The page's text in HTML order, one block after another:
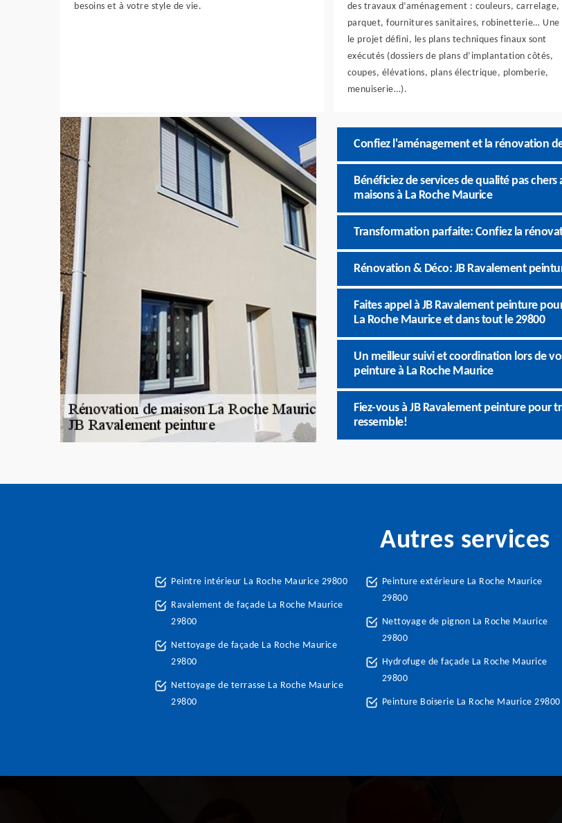
besoins et à votre style de vie.
des travaux d’aménagement : couleurs, carrelage,
parquet, fournitures sanitaires, robinetterie… Une
le projet défini, les plans techniques finaux sont
exécutés (dossiers de plans d’implantation côtés,
coupes, élévations, plans électrique, plomberie,
menuiserie…).
Confiez l'aménagement et la rénovation
Bénéficiez de services de qualité pas
maisons à La Roche Maurice
Transformation parfaite: Confiez la
Rénovation & Déco: JB Ravalement
Faites appel à JB Ravalement peinture
La Roche Maurice et dans tout le 29800
Un meilleur suivi et coordination lors de
peinture à La Roche Maurice
Fiez-vous à JB Ravalement peinture pour
ressemble!
Autres services
Peintre intérieur La Roche Maurice 29800
Ravalement de façade La Roche Maurice
29800
Nettoyage de façade La Roche Maurice
29800
Nettoyage de terrasse La Roche Maurice
29800
Peinture extérieure La Roche Maurice
29800
Nettoyage de pignon La Roche Maurice
29800
Hydrofuge de façade La Roche Maurice
29800
Peinture Boiserie La Roche Maurice 29800